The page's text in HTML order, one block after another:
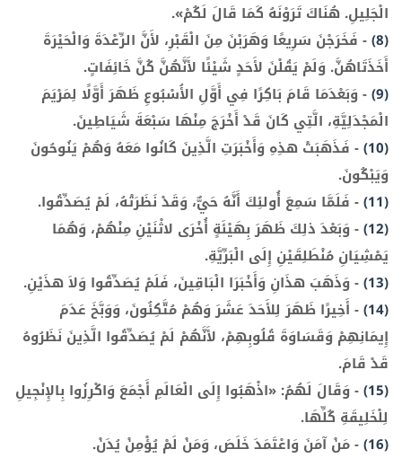
الْجَلِيلِ. هُنَاكَ تَرَوْنَهُ كَمَا قَالَ لَكُمْ».
(8)
- فَخَرَجْنَ سَرِيعًا وَهَرَبْنَ مِنَ الْقَبْرِ، لأَنَّ الرِّعْدَةَ وَالْحَيْرَةَ
أَخَذَتَاهُنَّ. وَلَمْ يَقُلْنَ لأَحَدٍ شَيْئًا لأَنَّهُنَّ كُنَّ خَائِفَاتٍ.
(9)
- وَبَعْدَمَا قَامَ بَاكِرًا فِي أَوَّلِ الأُسْبُوعِ ظَهَرَ أَوَّلًا لِمَرْيَمَ
الْمَجْدَلِيَّةِ، الَّتِي كَانَ قَدْ أَخْرَجَ مِنْهَا سَبْعَةَ شَيَاطِينَ.
(10)
- فَذَهَبَتْ هذِهِ وَأَخْبَرَتِ الَّذِينَ كَانُوا مَعَهُ وَهُمْ يَنُوحُونَ
وَيَبْكُونَ.
(11)
- فَلَمَّا سَمِعَ أُولئِكَ أَنَّهُ حَيٌّ، وَقَدْ نَظَرَتْهُ، لَمْ يُصَدِّقُوا.
(12)
- وَبَعْدَ ذلِكَ ظَهَرَ بِهَيْئَةٍ أُخْرَى لاثْنَيْنِ مِنْهُمْ، وَهُمَا
يَمْشِيَانِ مُنْطَلِقَيْنِ إِلَى الْبَرِّيَّةِ.
(13)
- وَذَهَبَ هذَانِ وَأَخْبَرَا الْبَاقِينَ، فَلَمْ يُصَدِّقُوا وَلاَ هذَيْنِ.
(14)
- أَخِيرًا ظَهَرَ لِلأَحَدَ عَشَرَ وَهُمْ مُتَّكِئُونَ، وَوَبَّخَ عَدَمَ
إِيمَانِهِمْ وَقَسَاوَةَ قُلُوبِهِمْ، لأَنَّهُمْ لَمْ يُصَدِّقُوا الَّذِينَ نَظَرُوهُ
قَدْ قَامَ.
(15)
- وَقَالَ لَهُمُ: «اذْهَبُوا إِلَى الْعَالَمِ أَجْمَعَ وَاكْرِزُوا بِالإِنْجِيلِ
لِلْخَلِيقَةِ كُلِّهَا.
(16)
-مَنْ آمَنَ وَاعْتَمَدَ خَلَصَ، وَمَنْ لَمْ يُؤْمِنْ يُدَنْ.